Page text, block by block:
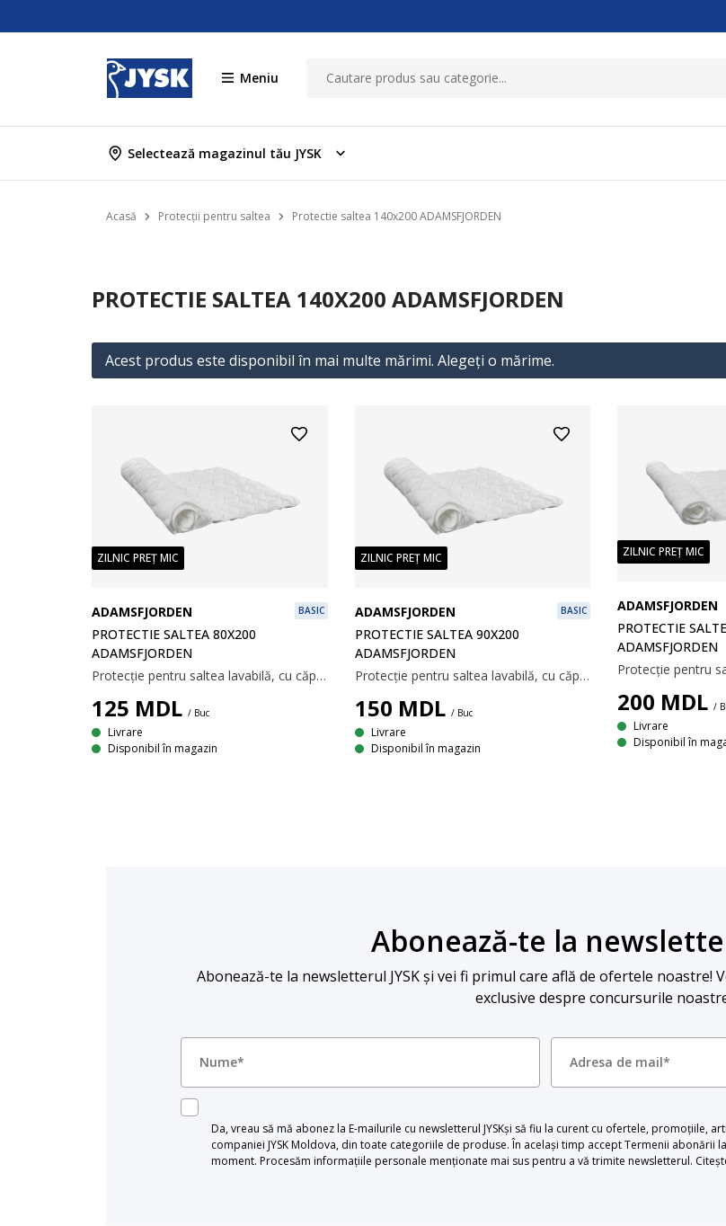
Meniu
Selectează magazinul tău JYSK
Acasă Protecții pentru saltea Protectie saltea 140x200 ADAMSFJORDEN
PROTECTIE SALTEA 140X200 ADAMSFJORDEN
Acest produs este disponibil în mai multe mărimi. Alegeţi o mărime.
ZILNIC PREȚ MIC
ADAMSFJORDEN BASIC
PROTECTIE SALTEA 80X200
ADAMSFJORDEN
Protecție pentru saltea lavabilă, cu căptușeală groasă. Cu elastice la colțuri. 80x200 cm.
125 MDL / Buc
Livrare
Disponibil în magazin
ZILNIC PREȚ MIC
ADAMSFJORDEN BASIC
PROTECTIE SALTEA 90X200
ADAMSFJORDEN
Protecție pentru saltea lavabilă, cu căptușeală groasă. Cu elastice la colțuri. 90x200 cm.
150 MDL / Buc
Livrare
Disponibil în magazin
ZILNIC PREȚ MIC
ADAMSFJORDEN
PROTECTIE
ADAMSFJORDEN
200 MDL /
Livrare
Disponibil în
Abonează-te la
Abonează-te la newsletterul JYSK și vei fi primul care află de ofertele
exclusive despre concursurile
Da, vreau să mă abonez la E-mailurile cu newsletterul JYSKși să fiu la curent cu ofertele, promoțiile,
companiei JYSK Moldova, din toate categoriile de produse. În același timp accept Termenii abonării
moment. Procesăm informațiile personale menționate mai sus pentru a vă trimite newsletterul.